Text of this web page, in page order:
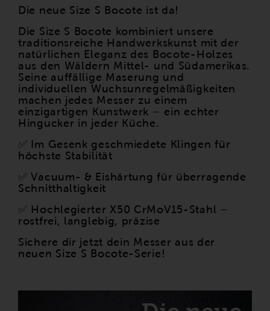
Die neue Size S Bocote ist da!
Die Size S Bocote kombiniert unsere
traditionsreiche Handwerkskunst mit der
natürlichen Eleganz des Bocote-Holzes
aus den Wäldern Mittel- und Südamerikas.
Seine auffällige Maserung und
individuellen Wuchsunregelmäßigkeiten
machen jedes Messer zu einem
einzigartigen Kunstwerk – ein echter
Hingucker in jeder Küche.
✅ Im Gesenk geschmiedete Klingen für
höchste Stabilität
✅ Vacuum- & Eishärtung für überragende
Schnitthaltigkeit
✅ Hochlegierter X50 CrMoV15-Stahl –
rostfrei, langlebig, präzise
Sichere dir jetzt dein Messer aus der
neuen Size S Bocote-Serie!